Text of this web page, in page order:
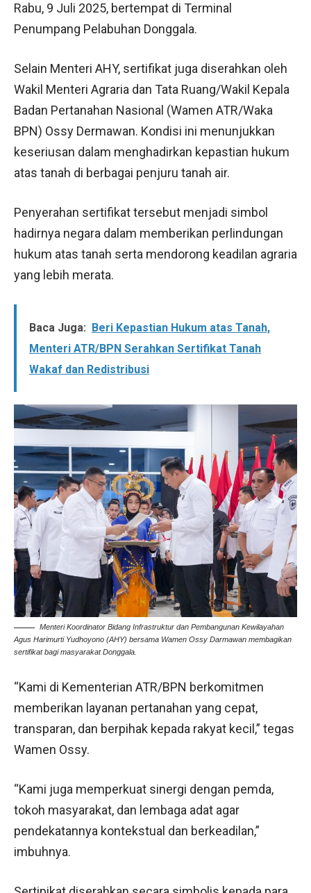
Rabu, 9 Juli 2025, bertempat di Terminal
Penumpang Pelabuhan Donggala.
Selain Menteri AHY, sertifikat juga diserahkan oleh
Wakil Menteri Agraria dan Tata Ruang/Wakil Kepala
Badan Pertanahan Nasional (Wamen ATR/Waka
BPN) Ossy Dermawan. Kondisi ini menunjukkan
keseriusan dalam menghadirkan kepastian hukum
atas tanah di berbagai penjuru tanah air.
Penyerahan sertifikat tersebut menjadi simbol
hadirnya negara dalam memberikan perlindungan
hukum atas tanah serta mendorong keadilan agraria
yang lebih merata.
Baca Juga:
Beri Kepastian Hukum atas Tanah,
Menteri ATR/BPN Serahkan Sertifikat Tanah
Wakaf dan Redistribusi
Menteri Koordinator Bidang Infrastruktur dan Pembangunan Kewilayahan
Agus Harimurti Yudhoyono (AHY) bersama Wamen Ossy Darmawan membagikan
sertifikat bagi masyarakat Donggala.
“Kami di Kementerian ATR/BPN berkomitmen
memberikan layanan pertanahan yang cepat,
transparan, dan berpihak kepada rakyat kecil,” tegas
Wamen Ossy.
“Kami juga memperkuat sinergi dengan pemda,
tokoh masyarakat, dan lembaga adat agar
pendekatannya kontekstual dan berkeadilan,”
imbuhnya.